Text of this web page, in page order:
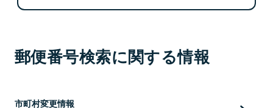
郵便番号検索に関する情報
市町村変更情報